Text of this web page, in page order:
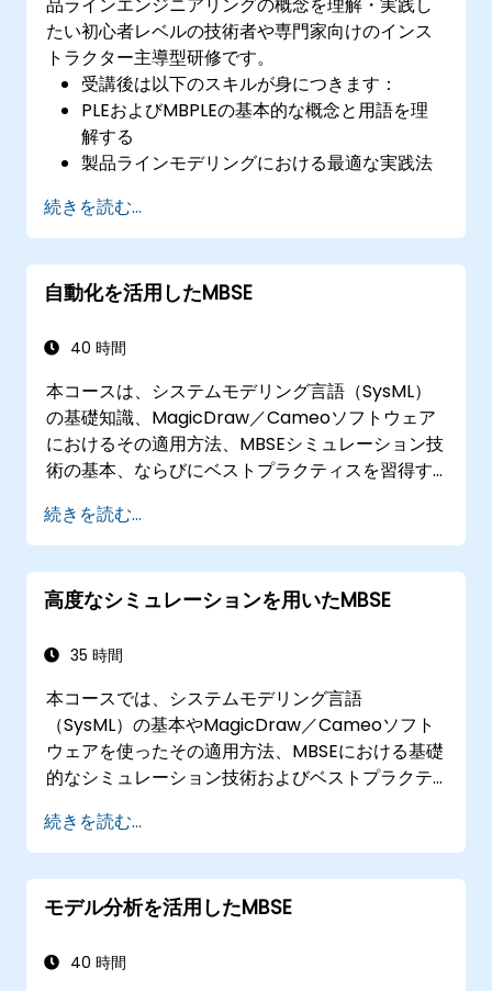
たい初心者レベルの技術者や専門家向けのインス
トラクター主導型研修です。
受講後は以下のスキルが身につきます：
PLEおよびMBPLEの基本的な概念と用語を理
解する
製品ラインモデリングにおける最適な実践法
CATIA Magic内で製品ラインの定義プロセス
を実施できる
フィーチャーモデル、バリエーションポイン
ト、コンフィギュレーションといったMBPLE
続きを読む...
自動化を活用したMBSE
40 時間
本コースは、システムモデリング言語（SysML）
の基礎知識、MagicDraw／Cameoソフトウェア
におけるその適用方法、MBSEシミュレーション技
術の基本、ならびにベストプラクティスを習得す
Cameoツール群におけるテンプレート作成やレポ
ート生成の手法はもちろん、マクロやスクリプト
がどのように機能しどのような場面で活用できる
かについても学びます。
続きを読む...
高度なシミュレーションを用いたMBSE
35 時間
本コースでは、システムモデリング言語
（SysML）の基本やMagicDraw／Cameoソフト
ウェアを使ったその適用方法、MBSEにおける基礎
的なシミュレーション技術およびベストプラクテ
シミュレーションに関する背景知識の習得や
Simulation Toolkitプラグインの概要紹介、さまざ
まな種類の図面のシミュレーション手法、そして
複数の図形を連携させることでシステムアーキテ
続きを読む...
モデル分析を活用したMBSE
40 時間